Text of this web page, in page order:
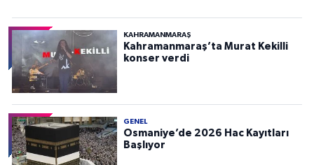
KAHRAMANMARAŞ
Kahramanmaraş’ta Murat Kekilli
konser verdi
GENEL
Osmaniye’de 2026 Hac Kayıtları
Başlıyor